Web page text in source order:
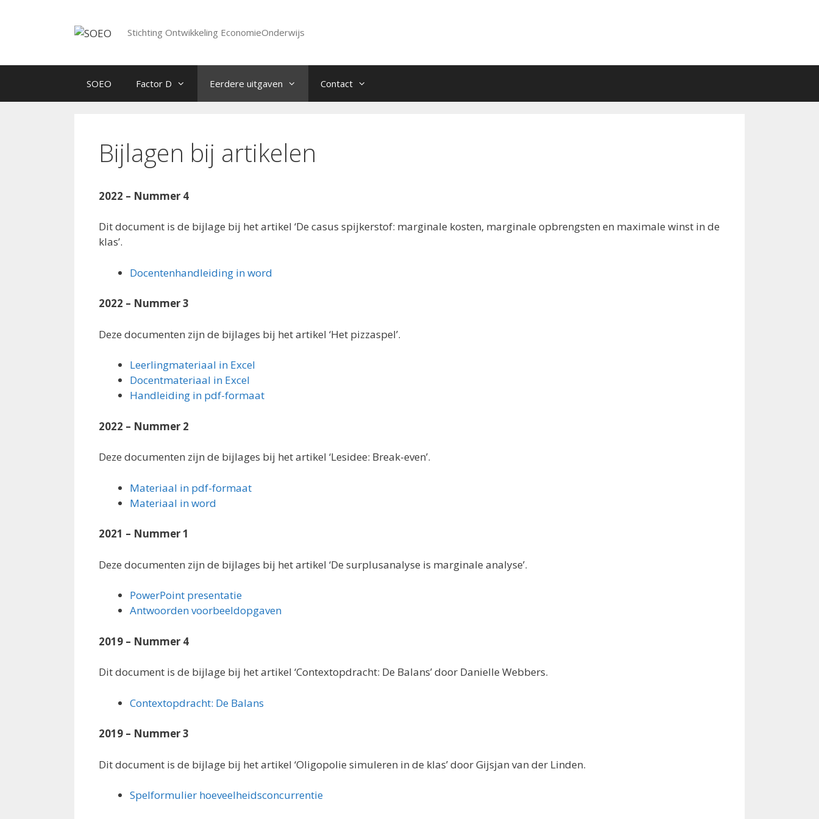
Stichting Ontwikkeling EconomieOnderwijs
SOEO Factor D Eerdere uitgaven Contact
Bijlagen bij artikelen
2022 – Nummer 4
Dit document is de bijlage bij het artikel ‘De casus spijkerstof: marginale kosten, marginale opbrengsten en maximale winst in de
klas’.
Docentenhandleiding in word
2022 – Nummer 3
Deze documenten zijn de bijlages bij het artikel ‘Het pizzaspel’.
Leerlingmateriaal in Excel
Docentmateriaal in Excel
Handleiding in pdf-formaat
2022 – Nummer 2
Deze documenten zijn de bijlages bij het artikel ‘Lesidee: Break-even’.
Materiaal in pdf-formaat
Materiaal in word
2021 – Nummer 1
Deze documenten zijn de bijlages bij het artikel ‘De surplusanalyse is marginale analyse’.
PowerPoint presentatie
Antwoorden voorbeeldopgaven
2019 – Nummer 4
Dit document is de bijlage bij het artikel ‘Contextopdracht: De Balans’ door Danielle Webbers.
Contextopdracht: De Balans
2019 – Nummer 3
Dit document is de bijlage bij het artikel ‘Oligopolie simuleren in de klas’ door Gijsjan van der Linden.
Spelformulier hoeveelheidsconcurrentie